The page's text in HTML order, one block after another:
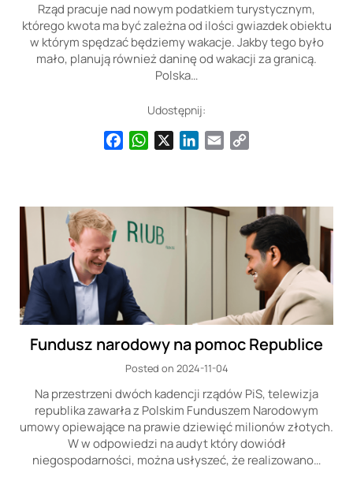
Rząd pracuje nad nowym podatkiem turystycznym,
którego kwota ma być zależna od ilości gwiazdek obiektu
w którym spędzać będziemy wakacje. Jakby tego było
mało, planują również daninę od wakacji za granicą.
Polska…
Udostępnij:
FacebookWhatsAppLinkedIn
Email
Fundusz narodowy na pomoc Republice
Posted on 2024-11-04
Na przestrzeni dwóch kadencji rządów PiS, telewizja
republika zawarła z Polskim Funduszem Narodowym
umowy opiewające na prawie dziewięć milionów złotych.
W w odpowiedzi na audyt który dowiódł
niegospodarności, można usłyszeć, że realizowano…